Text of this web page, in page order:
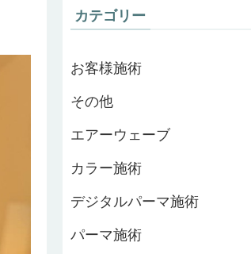
カテゴリー
お客様施術
その他
エアーウェーブ
カラー施術
デジタルパーマ施術
パーマ施術